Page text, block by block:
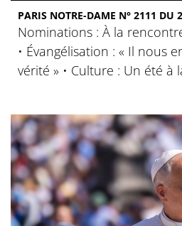
PARIS NOTRE-DAME N° 2111 DU
Nominations : À la
• Évangélisation : « Il nous
vérité » • Culture : Un été à